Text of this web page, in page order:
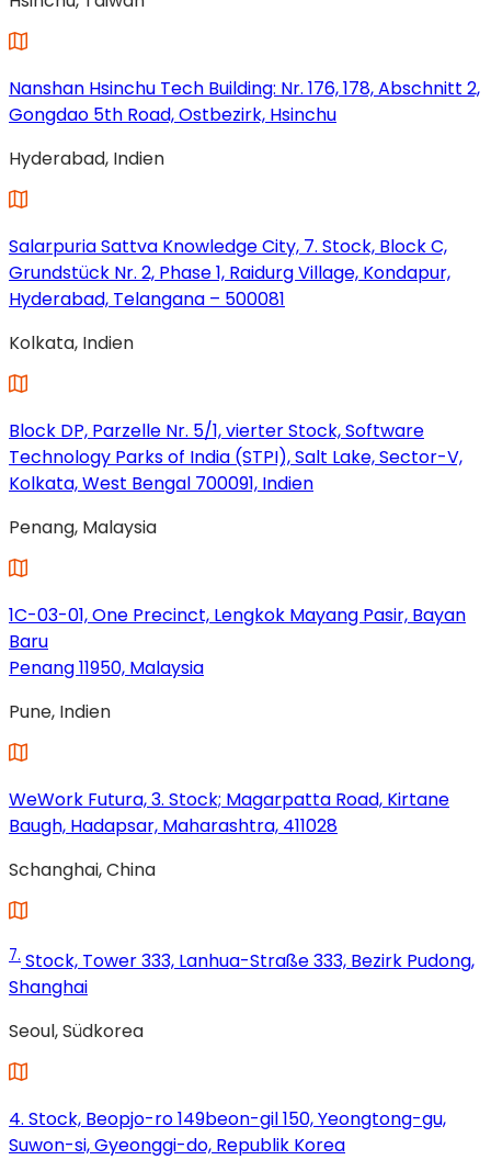
in
einem
Tab
geöffnet)
Nanshan Hsinchu Tech Building: Nr. 176, 178, Abschnitt 2,
Gongdao 5th Road, Ostbezirk, Hsinchu
in
einem
Tab
geöffnet)
Hyderabad, Indien
Salarpuria Sattva Knowledge City, 7. Stock, Block C,
Grundstück Nr. 2, Phase 1, Raidurg Village, Kondapur,
Hyderabad, Telangana – 500081
in
einem
Tab
geöffnet)
Kolkata, Indien
Block DP, Parzelle Nr. 5/1, vierter Stock, Software
Technology Parks of India (STPI), Salt Lake, Sector-V,
Kolkata, West Bengal 700091, Indien
in
einem
Tab
geöffnet)
Penang, Malaysia
1C-03-01, One Precinct, Lengkok Mayang Pasir, Bayan
Baru
Penang 11950, Malaysia
in
einem
Tab
geöffnet)
Pune, Indien
WeWork Futura, 3. Stock; Magarpatta Road, Kirtane
Baugh, Hadapsar, Maharashtra, 411028
in
einem
Tab
geöffnet)
Schanghai, China
7. Stock, Tower 333, Lanhua-Straße 333, Bezirk Pudong,
Shanghai
in
einem
Tab
geöffnet)
Seoul, Südkorea
4. Stock, Beopjo-ro 149beon-gil 150, Yeongtong-gu,
Suwon-si, Gyeonggi-do, Republik Korea